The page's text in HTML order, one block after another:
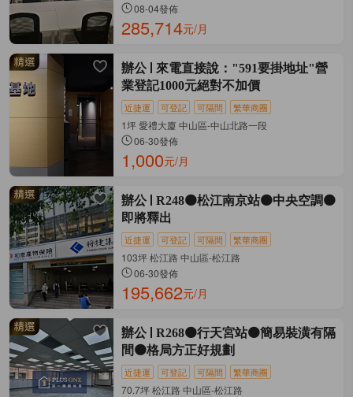
08-04發佈
285,714元/月
辦公
來電直接說："591要掛地址"營
業登記1000元絕對不加價
近捷運 可登記 可隔間 繁華商圈
1坪 愛禮大廈 中山區-中山北路一段
06-30發佈
1,000元/月
辦公
R248🟠松江南京站🟠中央空調🟠
即將釋出
近捷運 可登記 可隔間 繁華商圈
103坪 松江路 中山區-松江路
06-30發佈
195,662元/月
辦公
R268🟠行天宮站🟠簡易裝潢有隔
間🟠格局方正好規劃
近捷運 可登記 可隔間 繁華商圈
70.7坪 松江路 中山區-松江路